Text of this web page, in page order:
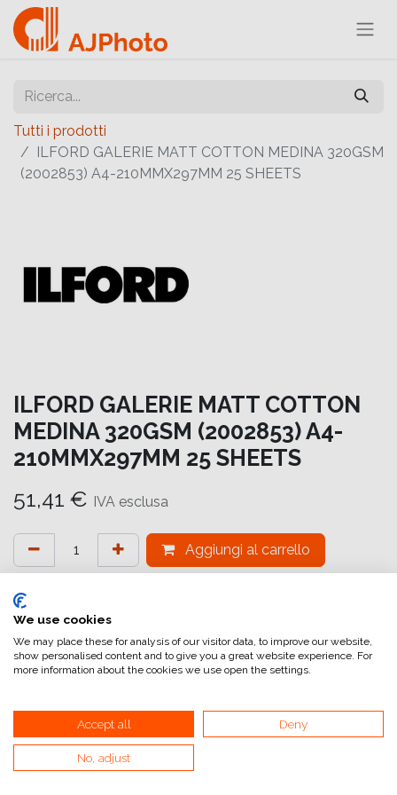
Tutti i prodotti
ILFORD GALERIE MATT COTTON MEDINA 320GSM
(2002853) A4-210MMX297MM 25 SHEETS
ILFORD GALERIE MATT COTTON
MEDINA 320GSM (2002853) A4-
210MMX297MM 25 SHEETS
51,41 € IVA esclusa
Aggiungi al carrello
attualmente non a magazzino
Riferimento interno:GA6994210297
MATT COTTON MEDINA
L'aggiunta di Matt Cotton Medina continua ad ampliare
We use cookies
We may place these for analysis of our visitor data, to improve our website,
show personalised content and to give you a great website experience. For
more information about the cookies we use open the settings.
Accept all Deny
No, adjust